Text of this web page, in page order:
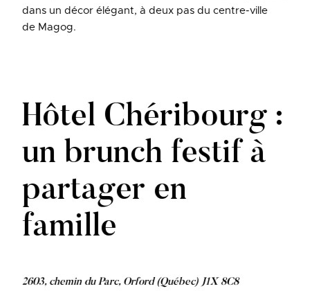
dans un décor élégant, à deux pas du centre-ville
de Magog.
Hôtel Chéribourg :
un brunch festif à
partager en
famille
2603, chemin du Parc, Orford (Québec) J1X 8C8